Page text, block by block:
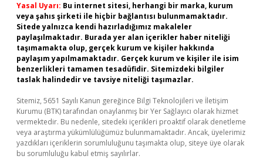
Yasal Uyarı: Bu internet sitesi, herhangi bir marka, kurum
veya şahıs şirketi ile hiçbir bağlantısı bulunmamaktadır.
Sitede yalnızca kendi hazırladığımız makaleler
paylaşılmaktadır. Burada yer alan içerikler haber niteliği
taşımamakta olup, gerçek kurum ve kişiler hakkında
paylaşım yapılmamaktadır. Gerçek kurum ve kişiler ile isim
benzerlikleri tamamen tesadüfidir. Sitemizdeki bilgiler
taslak halindedir ve tavsiye niteliği taşımazlar.
Sitemiz, 5651 Sayılı Kanun gereğince Bilgi Teknolojileri ve İletişim
Kurumu (BTK) tarafından onaylanmış bir Yer Sağlayıcı olarak hizmet
vermektedir. Bu nedenle, sitedeki içerikleri proaktif olarak denetleme
veya araştırma yükümlülüğümüz bulunmamaktadır. Ancak, üyelerimiz
yazdıkları içeriklerin sorumluluğunu taşımakta olup, siteye üye olarak
bu sorumluluğu kabul etmiş sayılırlar.